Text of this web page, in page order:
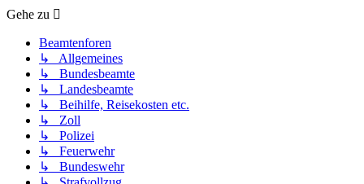
Gehe zu
Beamtenforen
↳ Allgemeines
↳ Bundesbeamte
↳ Landesbeamte
↳ Beihilfe, Reisekosten etc.
↳ Zoll
↳ Polizei
↳ Feuerwehr
↳ Bundeswehr